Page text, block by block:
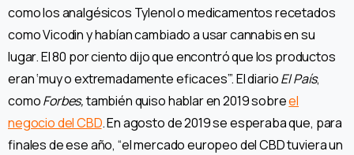
como los analgésicos Tylenol o medicamentos recetados
como Vicodin y habían cambiado a usar cannabis en su
lugar. El 80 por ciento dijo que encontró que los productos
eran ‘muy o extremadamente eficaces’”. El diarioEl País,
comoForbes,también quiso hablar en 2019 sobreel
negocio del CBD. En agosto de 2019 se esperaba que, para
finales de ese año, “el mercado europeo del CBD tuviera un